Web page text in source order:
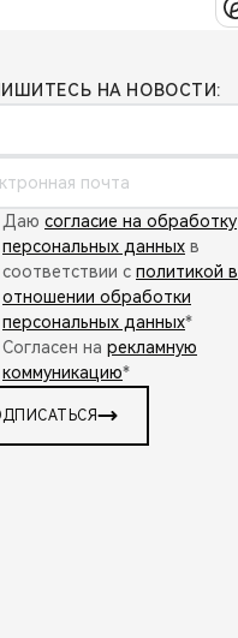
НА НОВОСТИ:
Даю согласие на обработку
персональных данных в
соответствии с политикой в
отношении обработки
персональных данных*
Согласен на рекламную
коммуникацию*